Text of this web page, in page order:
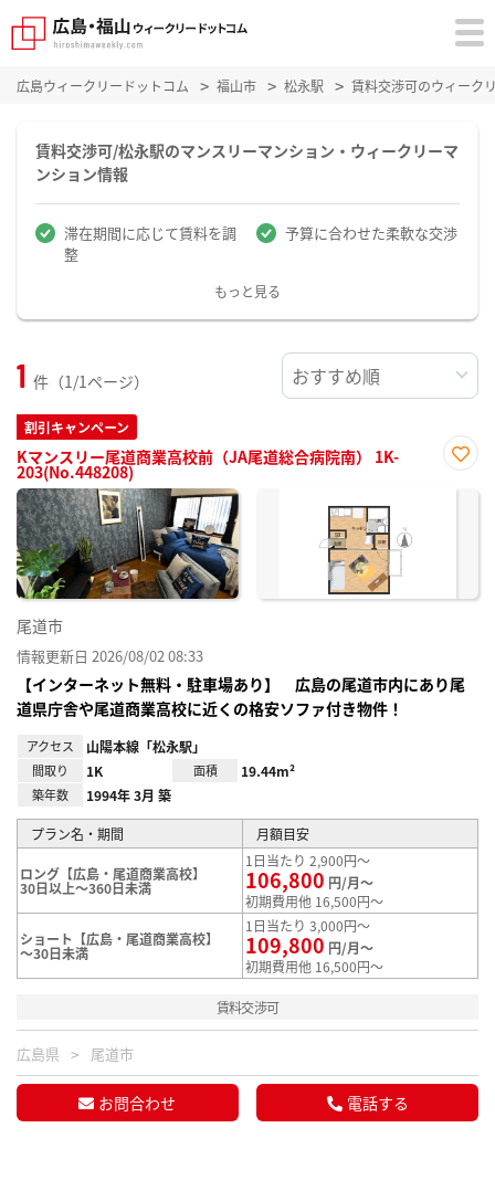
広島ウィークリードットコム 福山市 松永駅 賃料交渉可のウィーク
賃料交渉可/松永駅のマンスリーマンション・ウィークリーマ
ンション情報
滞在期間に応じて賃料を調
整
予算に合わせた柔軟な交渉
もっと見る
1 件（1/1ページ）
割引キャンペーン
Kマンスリー尾道商業高校前（JA尾道総合病院南） 1K-
203(No.448208)
に入
尾道市
情報更新日 2026/08/02 08:33
【インターネット無料・駐車場あり】 広島の尾道市内にあり尾
道県庁舎や尾道商業高校に近くの格安ソファ付き物件！
アクセス 山陽本線「松永駅」
間取り 1K 面積 19.44m²
築年数 1994年 3月 築
プラン名・期間 月額目安
ロング【広島・尾道商業高校】
30日以上～360日未満
1日当たり 2,900円～
106,800 円/月～
初期費用他 16,500円～
ショート【広島・尾道商業高校】
～30日未満
1日当たり 3,000円～
109,800 円/月～
初期費用他 16,500円～
賃料交渉可
広島県 尾道市
お問合わせ 電話する